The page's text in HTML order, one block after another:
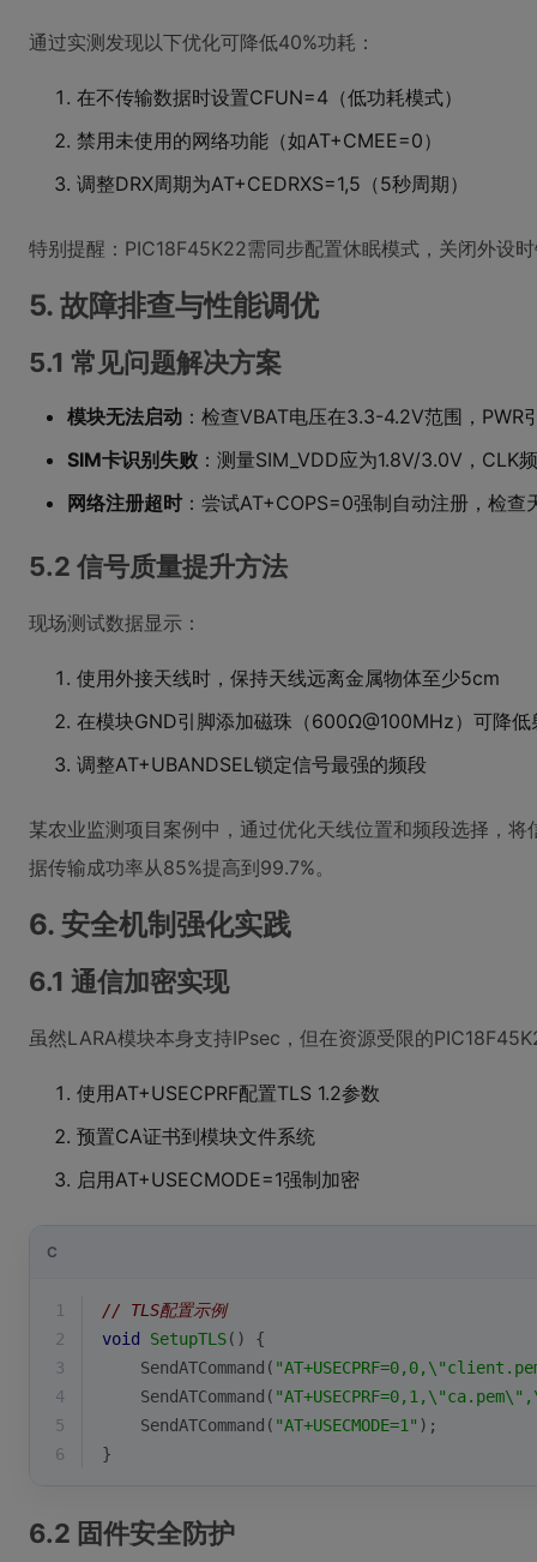
通过实测发现以下优化可降低40%功耗：
在不传输数据时设置CFUN=4（低功耗模式）
禁用未使用的网络功能（如AT+CMEE=0）
调整DRX周期为AT+CEDRXS=1,5（5秒周期）
特别提醒：PIC18F45K22需同步配置休眠模式，关闭外设
5. 故障排查与性能调优
5.1 常见问题解决方案
模块无法启动 ：检查VBAT电压在3.3-4.2V范围，
SIM卡识别失败 ：测量SIM_VDD应为1.8V/3.0V，CLK
网络注册超时 ：尝试AT+COPS=0强制自动注册，检
5.2 信号质量提升方法
现场测试数据显示：
使用外接天线时，保持天线远离金属物体至少5cm
在模块GND引脚添加磁珠（600Ω@100MHz）可降低
调整AT+UBANDSEL锁定信号最强的频段
某农业监测项目案例中，通过优化天线位置和频段选择，
据传输成功率从85%提高到99.7%。
6. 安全机制强化实践
6.1 通信加密实现
虽然LARA模块本身支持IPsec，但在资源受限的
使用AT+USECPRF配置TLS 1.2参数
预置CA证书到模块文件系统
启用AT+USECMODE=1强制加密
C
1
// TLS配置示例
2
void SetupTLS()
{
3
    SendATCommand(
4
    SendATCommand(
5
    SendATCommand(
"AT+USECMODE=1" );
6
}
6.2 固件安全防护